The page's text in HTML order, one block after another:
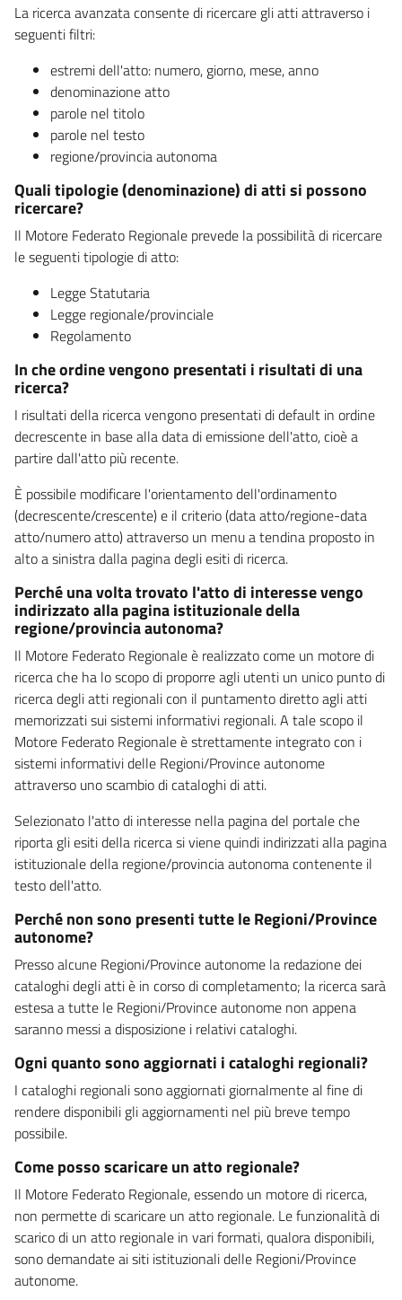
La ricerca avanzata consente di ricercare gli atti attraverso i
seguenti filtri:
estremi dell'atto: numero, giorno, mese, anno
denominazione atto
parole nel titolo
parole nel testo
regione/provincia autonoma
Quali tipologie (denominazione) di atti si possono
ricercare?
Il Motore Federato Regionale prevede la possibilità di ricercare
le seguenti tipologie di atto:
Legge Statutaria
Legge regionale/provinciale
Regolamento
In che ordine vengono presentati i risultati di una
ricerca?
I risultati della ricerca vengono presentati di default in ordine
decrescente in base alla data di emissione dell'atto, cioè a
partire dall'atto più recente.
È possibile modificare l'orientamento dell'ordinamento
(decrescente/crescente) e il criterio (data atto/regione-data
atto/numero atto) attraverso un menu a tendina proposto in
alto a sinistra dalla pagina degli esiti di ricerca.
Perché una volta trovato l'atto di interesse vengo
indirizzato alla pagina istituzionale della
regione/provincia autonoma?
Il Motore Federato Regionale è realizzato come un motore di
ricerca che ha lo scopo di proporre agli utenti un unico punto di
ricerca degli atti regionali con il puntamento diretto agli atti
memorizzati sui sistemi informativi regionali. A tale scopo il
Motore Federato Regionale è strettamente integrato con i
sistemi informativi delle Regioni/Province autonome
attraverso uno scambio di cataloghi di atti.
Selezionato l'atto di interesse nella pagina del portale che
riporta gli esiti della ricerca si viene quindi indirizzati alla pagina
istituzionale della regione/provincia autonoma contenente il
testo dell'atto.
Perché non sono presenti tutte le Regioni/Province
autonome?
Presso alcune Regioni/Province autonome la redazione dei
cataloghi degli atti è in corso di completamento; la ricerca sarà
estesa a tutte le Regioni/Province autonome non appena
saranno messi a disposizione i relativi cataloghi.
Ogni quanto sono aggiornati i cataloghi regionali?
I cataloghi regionali sono aggiornati giornalmente al fine di
rendere disponibili gli aggiornamenti nel più breve tempo
possibile.
Come posso scaricare un atto regionale?
Il Motore Federato Regionale, essendo un motore di ricerca,
non permette di scaricare un atto regionale. Le funzionalità di
scarico di un atto regionale in vari formati, qualora disponibili,
sono demandate ai siti istituzionali delle Regioni/Province
autonome.